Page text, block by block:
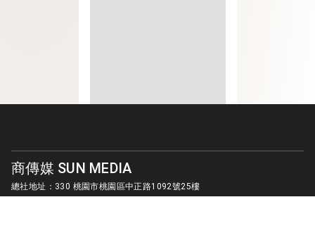
商傳媒 SUN MEDIA
總社地址：330 桃園市桃園區中正路1092號25樓